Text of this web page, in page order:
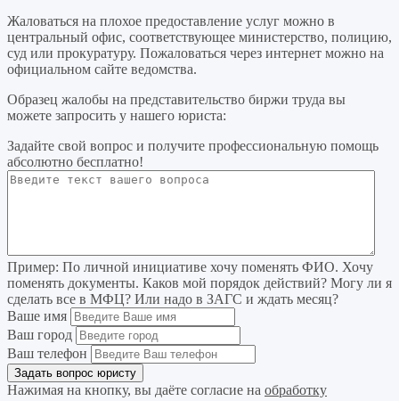
Жаловаться на плохое предоставление услуг можно в
центральный офис, соответствующее министерство, полицию,
суд или прокуратуру. Пожаловаться через интернет можно на
официальном сайте ведомства.
Образец жалобы на представительство биржи труда вы
можете запросить у нашего юриста:
Задайте свой вопрос и получите профессиональную помощь
абсолютно бесплатно!
Пример: По личной инициативе хочу поменять ФИО. Хочу
поменять документы. Каков мой порядок действий? Могу ли я
сделать все в МФЦ? Или надо в ЗАГС и ждать месяц?
Ваше имя
Ваш город
Ваш телефон
Нажимая на кнопку, вы даёте согласие на обработку